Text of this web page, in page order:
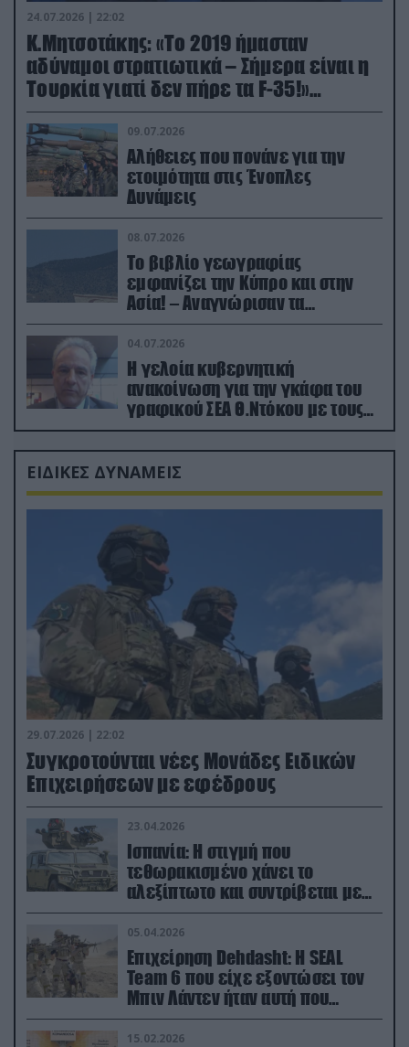
24.07.2026 | 22:02
Κ.Μητσοτάκης: «Το 2019 ήμασταν
αδύναμοι στρατιωτικά – Σήμερα είναι η
Τουρκία γιατί δεν πήρε τα F-35!»
(βίντεο)
09.07.2026
Αλήθειες που πονάνε για την
ετοιμότητα στις Ένοπλες
Δυνάμεις
08.07.2026
Το βιβλίο γεωγραφίας
εμφανίζει την Κύπρο και στην
Ασία! – Αναγνώρισαν τα
κατεχόμενα; (φωτο)
04.07.2026
Η γελοία κυβερνητική
ανακοίνωση για την γκάφα του
γραφικού ΣΕΑ Θ.Ντόκου με τους
Ρώσους φαρσέρ
ΕΙΔΙΚΕΣ ΔΥΝΑΜΕΙΣ
29.07.2026 | 22:02
Συγκροτούνται νέες Μονάδες Ειδικών
Επιχειρήσεων με εφέδρους
23.04.2026
Ισπανία: Η στιγμή που
τεθωρακισμένο χάνει το
αλεξίπτωτο και συντρίβεται με
ορμή στο έδαφος (βίντεο)
05.04.2026
Επιχείρηση Dehdasht: Η SEAL
Team 6 που είχε εξοντώσει τον
Μπιν Λάντεν ήταν αυτή που
διέσωσε τον πιλότο του F-15
15.02.2026